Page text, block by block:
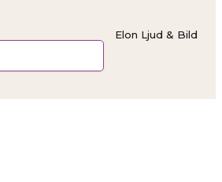
Elon Ljud & Bild